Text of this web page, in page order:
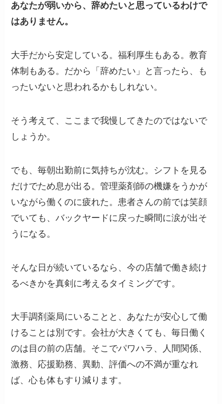
あなたが弱いから、辞めたいと思っているわけで
はありません。
大手だから安定している。福利厚生もある。教育
体制もある。だから「辞めたい」と言ったら、も
ったいないと思われるかもしれない。
そう考えて、ここまで我慢してきたのではないで
しょうか。
でも、毎朝出勤前に気持ちが沈む。シフトを見る
だけでため息が出る。管理薬剤師の機嫌をうかが
いながら働くのに疲れた。患者さんの前では笑顔
でいても、バックヤードに戻った瞬間に涙が出そ
うになる。
そんな日が続いているなら、今の店舗で働き続け
るべきかを真剣に考えるタイミングです。
大手調剤薬局にいることと、あなたが安心して働
けることは別です。会社が大きくても、毎日働く
のは目の前の店舗。そこでパワハラ、人間関係、
激務、応援勤務、異動、評価への不満が重なれ
ば、心も体もすり減ります。